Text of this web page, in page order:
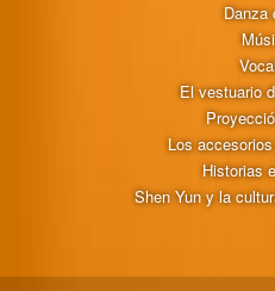
Danza
El vestuario
Los
Historias
Shen Yun y la